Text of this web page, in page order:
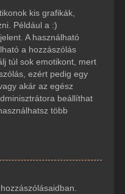
kis grafikák,
Például a :)
A használható
a hozzászólás
túl sok emotikont, mert
ezért pedig egy
akár az egész
beállíthat
több